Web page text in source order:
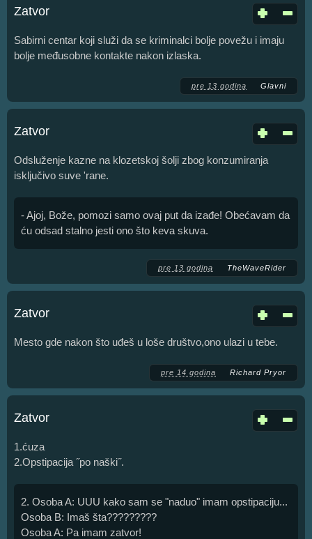
Zatvor
Sabirni centar koji služi da se kriminalci bolje povežu i imaju
bolje međusobne kontakte nakon izlaska.
pre 13 godina Glavni
Zatvor
Odsluženje kazne na klozetskoj šolji zbog konzumiranja
isključivo suve 'rane.
- Ajoj, Bože, pomozi samo ovaj put da izađe! Obećavam da
ću odsad stalno jesti ono što keva skuva.
pre 13 godina TheWaveRider
Zatvor
Mesto gde nakon što uđeš u loše društvo,ono ulazi u tebe.
pre 14 godina Richard Pryor
Zatvor
1.ćuza
2.Opstipacija ˝po naški˝.
2. Osoba A: UUU kako sam se "naduo" imam opstipaciju...
Osoba B: Imaš šta?????????
Osoba A: Pa imam zatvor!